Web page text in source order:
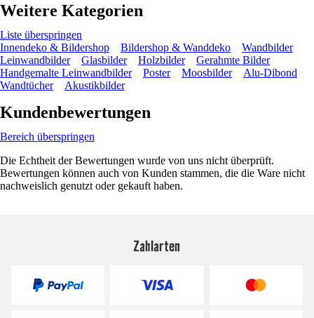
Weitere Kategorien
Liste überspringen
Innendeko & Bildershop
Bildershop & Wanddeko
Wandbilder
Leinwandbilder
Glasbilder Holzbilder
Gerahmte Bilder
Handgemalte Leinwandbilder
Poster Moosbilder
Alu-Dibond
Wandtücher
Akustikbilder
Kundenbewertungen
Bereich überspringen
Die Echtheit der Bewertungen wurde von uns nicht überprüft.
Bewertungen können auch von Kunden stammen, die die Ware nicht
nachweislich genutzt oder gekauft haben.
Zahlarten